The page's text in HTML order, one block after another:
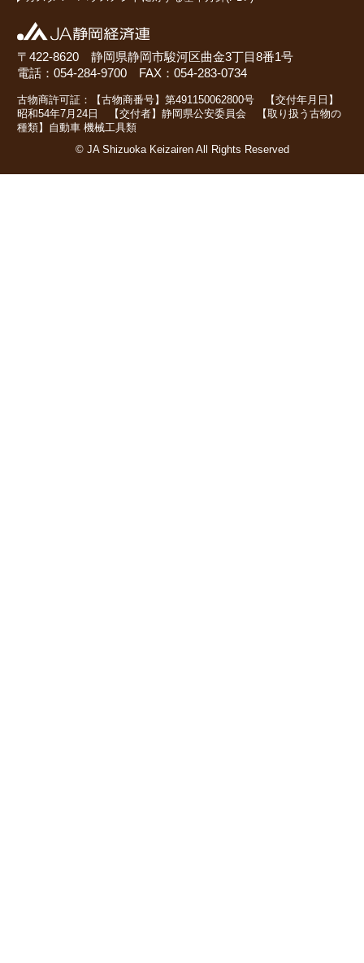
〒422-8620 静岡県静岡市駿河区曲金3丁目8番1号
電話：054-284-9700 FAX：054-283-0734
古物商許可証：【古物商番号】第491150062800号 【交付年月日】
昭和54年7月24日 【交付者】静岡県公安委員会 【取り扱う古物の
種類】自動車 機械工具類
© JA Shizuoka Keizairen All Rights Reserved